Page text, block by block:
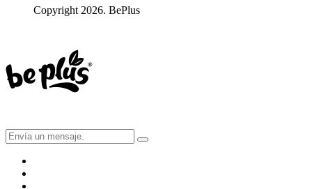
Copyright 2026. BePlus